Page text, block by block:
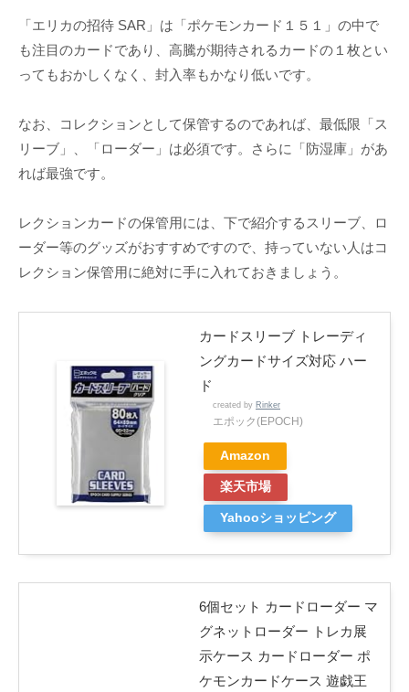
「エリカの招待 SAR」は「ポケモンカード１５１」の中で
も注目のカードであり、高騰が期待されるカードの１枚とい
ってもおかしくなく、封入率もかなり低いです。
なお、コレクションとして保管するのであれば、最低限「ス
リーブ」、「ローダー」は必須です。さらに「防湿庫」があ
れば最強です。
レクションカードの保管用には、下で紹介するスリーブ、ロ
ーダー等のグッズがおすすめですので、持っていない人はコ
レクション保管用に絶対に手に入れておきましょう。
カードスリーブ トレーディ
ングカードサイズ対応 ハー
ド
created by Rinker
エポック(EPOCH)
Amazon
楽天市場
Yahooショッピング
6個セット カードローダー マ
グネットローダー トレカ展
示ケース カードローダー ポ
ケモンカードケース 遊戯王